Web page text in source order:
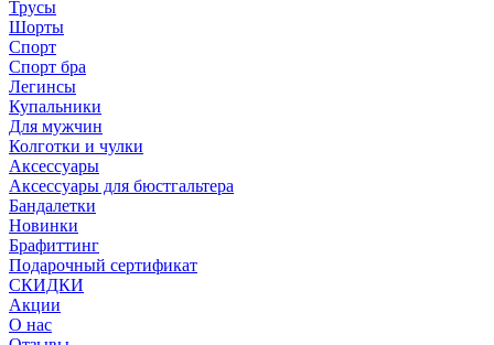
Трусы
Шорты
Спорт
Спорт бра
Легинсы
Купальники
Для мужчин
Колготки и чулки
Аксессуары
Аксессуары для бюстгальтера
Бандалетки
Новинки
Брафиттинг
Подарочный сертификат
СКИДКИ
Акции
О нас